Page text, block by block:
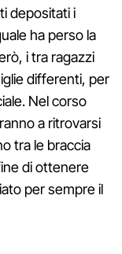
depositati i
ha perso la
i tra ragazzi
differenti, per
Nel corso
a ritrovarsi
tra le braccia
di ottenere
per sempre il